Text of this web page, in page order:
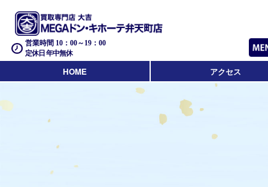
営業時間 10：00～19：00
定休日 年中無休
HOME アクセス